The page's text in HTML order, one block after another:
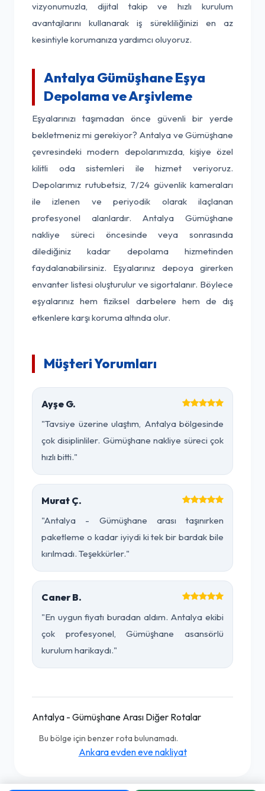
vizyonumuzla, dijital takip ve hızlı kurulum
avantajlarını kullanarak iş sürekliliğinizi en az
kesintiyle korumanıza yardımcı oluyoruz.
Antalya Gümüşhane Eşya
Depolama ve Arşivleme
Eşyalarınızı taşımadan önce güvenli bir yerde
bekletmeniz mi gerekiyor? Antalya ve Gümüşhane
çevresindeki modern depolarımızda, kişiye özel
kilitli oda sistemleri ile hizmet veriyoruz.
Depolarımız rutubetsiz, 7/24 güvenlik kameraları
ile izlenen ve periyodik olarak ilaçlanan
profesyonel alanlardır. Antalya Gümüşhane
nakliye süreci öncesinde veya sonrasında
dilediğiniz kadar depolama hizmetinden
faydalanabilirsiniz. Eşyalarınız depoya girerken
envanter listesi oluşturulur ve sigortalanır. Böylece
eşyalarınız hem fiziksel darbelere hem de dış
etkenlere karşı koruma altında olur.
Müşteri Yorumları
Ayşe G.
"Tavsiye üzerine ulaştım, Antalya bölgesinde
çok disiplinliler. Gümüşhane nakliye süreci çok
hızlı bitti."
Murat Ç.
"Antalya - Gümüşhane arası taşınırken
paketleme o kadar iyiydi ki tek bir bardak bile
kırılmadı. Teşekkürler."
Caner B.
"En uygun fiyatı buradan aldım. Antalya ekibi
çok profesyonel, Gümüşhane asansörlü
kurulum harikaydı."
Antalya - Gümüşhane Arası Diğer Rotalar
Bu bölge için benzer rota bulunamadı.
Ankara evden eve nakliyat